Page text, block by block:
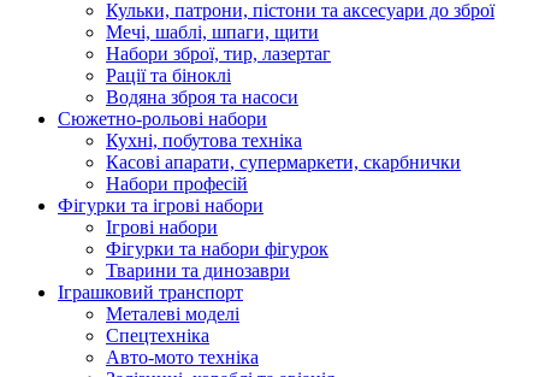
Кульки, патрони, пістони та аксесуари до зброї
Мечі, шаблі, шпаги, щити
Набори зброї, тир, лазертаг
Рації та біноклі
Водяна зброя та насоси
Сюжетно-рольові набори
Кухні, побутова техніка
Касові апарати, супермаркети, скарбнички
Набори професій
Фігурки та ігрові набори
Ігрові набори
Фігурки та набори фігурок
Тварини та динозаври
Іграшковий транспорт
Металеві моделі
Спецтехніка
Авто-мото техніка